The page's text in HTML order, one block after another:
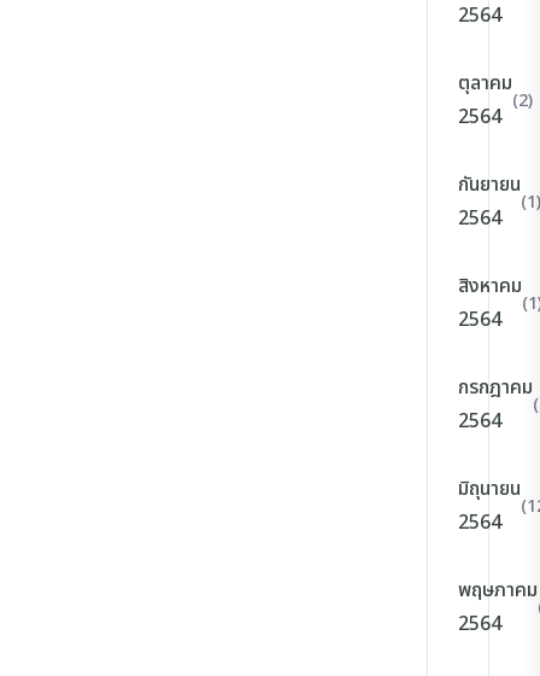
2564
ตุลาคม
2564
(2)
กันยายน
2564
(1)
สิงหาคม
2564
กรกฎาคม
2564
มิถุนายน
2564
พฤษภาคม
2564